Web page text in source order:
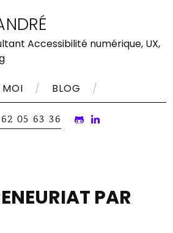
Accessibilité numérique, UX,
MOI BLOG
05 63 36
PAR